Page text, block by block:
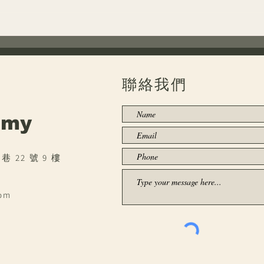
放報名
機
22 號 9 樓
聯絡我們